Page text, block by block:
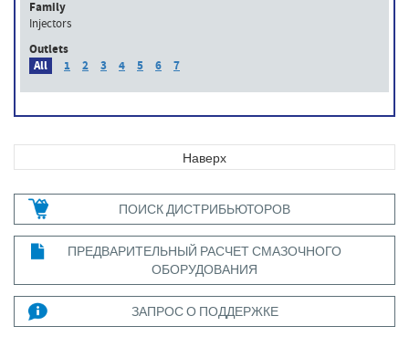
Family
Injectors
Outlets
All
1 2 3 4 5 6 7
Наверх
ПОИСК ДИСТРИБЬЮТОРОВ
ПРЕДВАРИТЕЛЬНЫЙ РАСЧЕТ СМАЗОЧНОГО
ОБОРУДОВАНИЯ
ЗАПРОС О ПОДДЕРЖКЕ